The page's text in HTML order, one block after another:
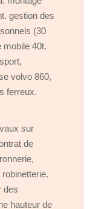
gestion des
(30
mobile 40t.
volvo 860,
ferreux.
sur
de
des
hauteur de